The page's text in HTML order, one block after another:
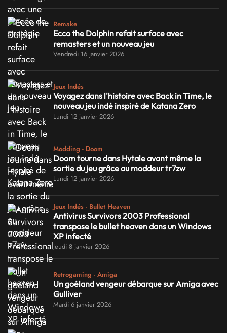
Remake
Ecco the Dolphin refait surface avec
remasters et un nouveau jeu
Vendredi 16 janvier 2026
Jeux Indés
Voyagez dans l'histoire avec Back in Time, le
nouveau jeu indé inspiré de Katana Zero
Lundi 12 janvier 2026
Modding - Doom
Doom tourne dans Hytale avant même la
sortie du jeu grâce au moddeur tr7zw
Lundi 12 janvier 2026
Jeux Indés - Bullet Heaven
Antivirus Survivors 2003 Professional
transpose le bullet heaven dans un Windows
XP infecté
Jeudi 8 janvier 2026
Retrogaming - Amiga
Un goéland vengeur débarque sur Amiga avec
Gulliver
Mardi 6 janvier 2026